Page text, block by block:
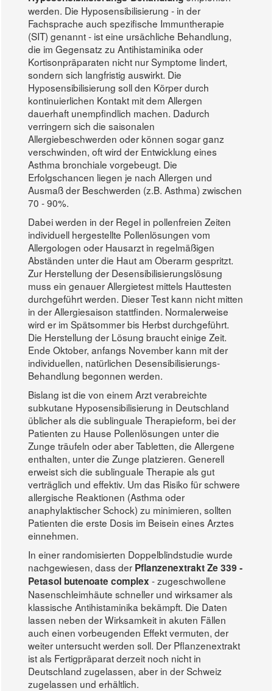
werden. Die Hyposensibilisierung - in der
Fachsprache auch spezifische Immuntherapie
(SIT) genannt - ist eine ursächliche Behandlung,
die im Gegensatz zu Antihistaminika oder
Kortisonpräparaten nicht nur Symptome lindert,
sondern sich langfristig auswirkt. Die
Hyposensibilisierung soll den Körper durch
kontinuierlichen Kontakt mit dem Allergen
dauerhaft unempfindlich machen. Dadurch
verringern sich die saisonalen
Allergiebeschwerden oder können sogar ganz
verschwinden, oft wird der Entwicklung eines
Asthma bronchiale vorgebeugt. Die
Erfolgschancen liegen je nach Allergen und
Ausmaß der Beschwerden (z.B. Asthma) zwischen
70 - 90%.
Dabei werden in der Regel in pollenfreien Zeiten
individuell hergestellte Pollenlösungen vom
Allergologen oder Hausarzt in regelmäßigen
Abständen unter die Haut am Oberarm gespritzt.
Zur Herstellung der Desensibilisierungslösung
muss ein genauer Allergietest mittels Hauttesten
durchgeführt werden. Dieser Test kann nicht mitten
in der Allergiesaison stattfinden. Normalerweise
wird er im Spätsommer bis Herbst durchgeführt.
Die Herstellung der Lösung braucht einige Zeit.
Ende Oktober, anfangs November kann mit der
individuellen, natürlichen Desensibilisierungs-
Behandlung begonnen werden.
Bislang ist die von einem Arzt verabreichte
subkutane Hyposensibilisierung in Deutschland
üblicher als die sublinguale Therapieform, bei der
Patienten zu Hause Pollenlösungen unter die
Zunge träufeln oder aber Tabletten, die Allergene
enthalten, unter die Zunge platzieren. Generell
erweist sich die sublinguale Therapie als gut
verträglich und effektiv. Um das Risiko für schwere
allergische Reaktionen (Asthma oder
anaphylaktischer Schock) zu minimieren, sollten
Patienten die erste Dosis im Beisein eines Arztes
einnehmen.
In einer randomisierten Doppelblindstudie wurde
nachgewiesen, dass der Pflanzenextrakt Ze 339 -
Petasol butenoate complex - zugeschwollene
Nasenschleimhäute schneller und wirksamer als
klassische Antihistaminika bekämpft. Die Daten
lassen neben der Wirksamkeit in akuten Fällen
auch einen vorbeugenden Effekt vermuten, der
weiter untersucht werden soll. Der Pflanzenextrakt
ist als Fertigpräparat derzeit noch nicht in
Deutschland zugelassen, aber in der Schweiz
zugelassen und erhältlich.